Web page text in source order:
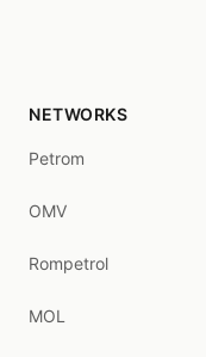
NETWORKS
Petrom
OMV
Rompetrol
MOL